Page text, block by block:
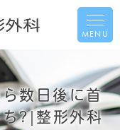
MENU
数日後に首
?|整形外科